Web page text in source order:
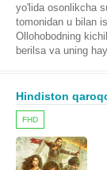
yo'lida osonlikcha
tomonidan u bilan
Ollohobodning
berilsa va uning
Hindiston
FHD